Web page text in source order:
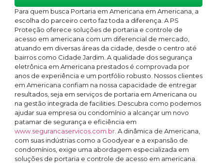
Para quem busca Portaria em Americana em Americana, a
escolha do parceiro certo faz toda a diferença. A PS
Proteção oferece soluções de portaria e controle de
acesso em americana com um diferencial de mercado,
atuando em diversas áreas da cidade, desde o centro até
bairros como Cidade Jardim. A qualidade dos segurança
eletrônica em Americana prestados é comprovada por
anos de experiência e um portfólio robusto. Nossos clientes
em Americana confiam na nossa capacidade de entregar
resultados, seja em serviços de portaria em Americana ou
na gestão integrada de facilities. Descubra como podemos
ajudar sua empresa ou condomínio a alcançar um novo
patamar de segurança e eficiência em
www.segurancaservicos.com.br . A dinâmica de Americana,
com suas indústrias como a Goodyear e a expansão de
condomínios, exige uma abordagem especializada em
soluções de portaria e controle de acesso em americana.